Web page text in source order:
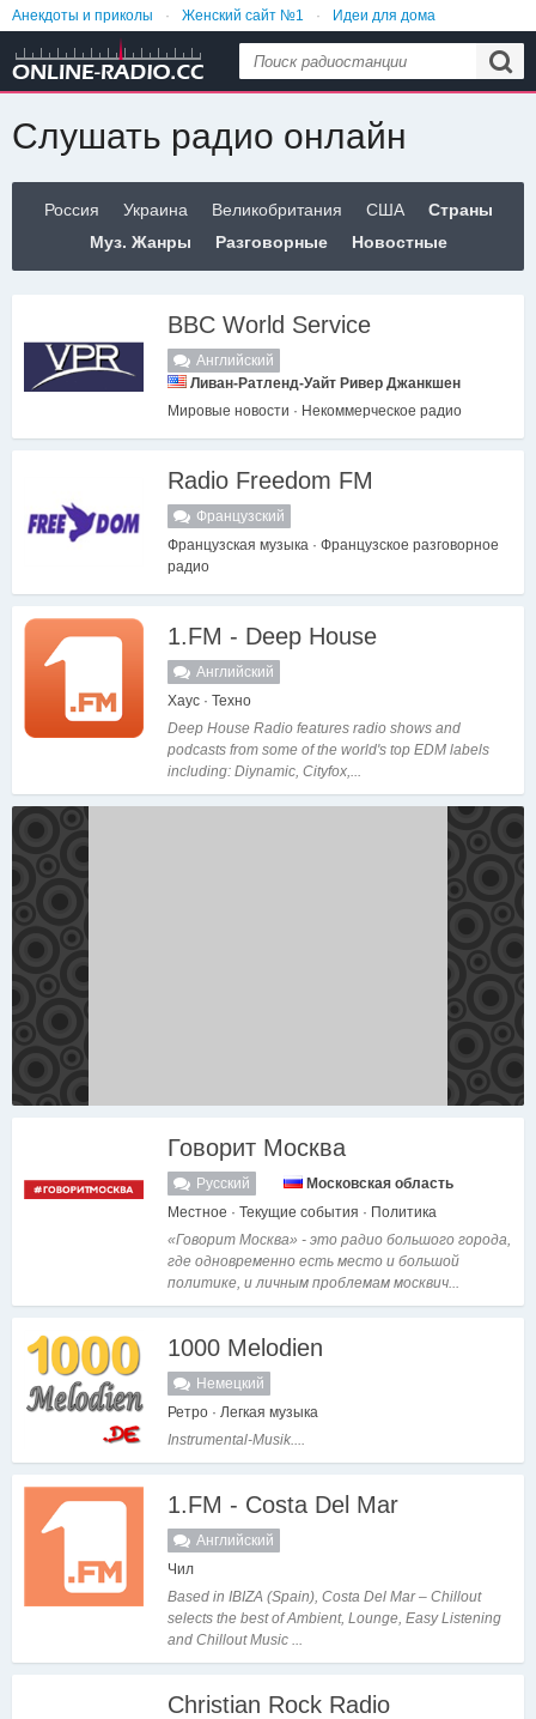
Анекдоты и приколы Женский сайт №1
Идеи для дома
Интересные видео
Лайфхаки Еда и рецепты
Слушать радио онлайн
Россия Украина Великобритания США
Страны
Муз. Жанры
Разговорные Новостные
BBC World Service
Английский
Ливан-Ратленд-Уайт Ривер Джанкшен
Мировые новости · Некоммерческое радио
Radio Freedom FM
Французский
Французская музыка · Французское разговорное
радио
1.FM - Deep House
Английский
Хауc · Техно
Deep House Radio features radio shows and
podcasts from some of the world's top EDM labels
including: Diynamic, Cityfox,...
Говорит Москва
Русский
Московская область
Местное · Текущие события · Политика
«Говорит Москва» - это радио большого города,
где одновременно есть место и большой
политике, и личным проблемам москвич...
1000 Melodien
Немецкий
Ретро · Легкая музыка
Instrumental-Musik....
1.FM - Costa Del Mar
Английский
Чил
Based in IBIZA (Spain), Costa Del Mar – Chillout
selects the best of Ambient, Lounge, Easy Listening
and Chillout Music ...
Christian Rock Radio